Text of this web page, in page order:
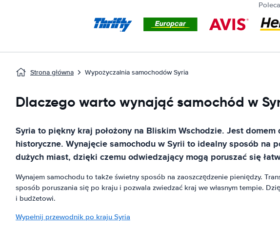
Strona główna Wypożyczalnia samochodów Syria
Dlaczego warto wynająć samochód w
Syria to piękny kraj położony na Bliskim Wschodzie. Jest
historyczne. Wynajęcie samochodu w Syrii to idealny sposób
dużych miast, dzięki czemu odwiedzający mogą poruszać się
Wynajem samochodu to także świetny sposób na zaoszczędzenie pieniędzy.
sposób poruszania się po kraju i pozwala zwiedzać kraj we własnym tempie.
i budżetowi.
Wypełnij przewodnik po kraju Syria